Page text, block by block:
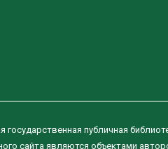
государственная публичная
сайта являются объектами